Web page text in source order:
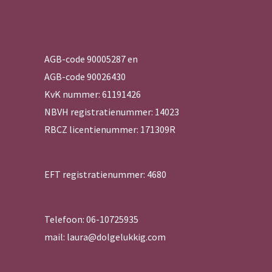
AGB-code 90005287 en
AGB-code 90026430
KvK nummer: 61191426
NBVH registratienummer: 14023
RBCZ licentienummer: 171309R
EFT registratienummer: 4680
Telefoon: 06-10725935
mail: laura@dolgelukkig.com